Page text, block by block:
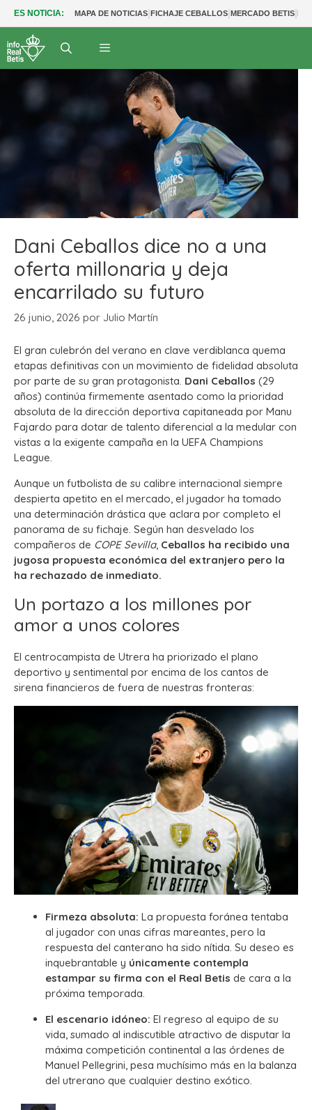
ES NOTICIA: MAPA DE NOTICIAS|FICHAJE CEBALLOS|MERCADO BETIS|
Dani Ceballos dice no a una
oferta millonaria y deja
encarrilado su futuro
26 junio, 2026 por Julio Martín
El gran culebrón del verano en clave verdiblanca quema
etapas definitivas con un movimiento de fidelidad absoluta
por parte de su gran protagonista. Dani Ceballos (29
años) continúa firmemente asentado como la prioridad
absoluta de la dirección deportiva capitaneada por Manu
Fajardo para dotar de talento diferencial a la medular con
vistas a la exigente campaña en la UEFA Champions
League.
Aunque un futbolista de su calibre internacional siempre
despierta apetito en el mercado, el jugador ha tomado
una determinación drástica que aclara por completo el
panorama de su fichaje. Según han desvelado los
compañeros de COPE Sevilla, Ceballos ha recibido una
jugosa propuesta económica del extranjero pero la
ha rechazado de inmediato.
Un portazo a los millones por
amor a unos colores
El centrocampista de Utrera ha priorizado el plano
deportivo y sentimental por encima de los cantos de
sirena financieros de fuera de nuestras fronteras:
Firmeza absoluta: La propuesta foránea tentaba
al jugador con unas cifras mareantes, pero la
respuesta del canterano ha sido nítida. Su deseo es
inquebrantable y únicamente contempla
estampar su firma con el Real Betis de cara a la
próxima temporada.
El escenario idóneo: El regreso al equipo de su
vida, sumado al indiscutible atractivo de disputar la
máxima competición continental a las órdenes de
Manuel Pellegrini, pesa muchísimo más en la balanza
del utrerano que cualquier destino exótico.